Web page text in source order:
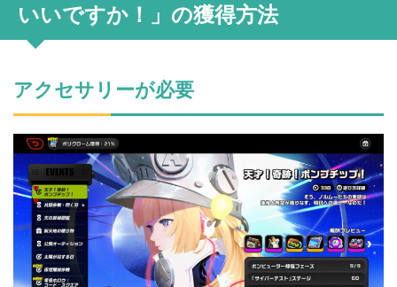
いいですか！」の獲得方法
アクセサリーが必要